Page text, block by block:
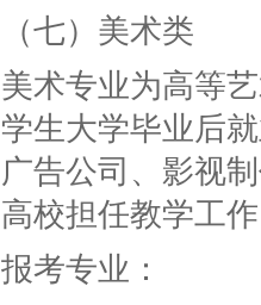
（七）美术类
美术专业为高等
学生大学毕业后
广告公司、影视
高校担任教学工
报考专业：